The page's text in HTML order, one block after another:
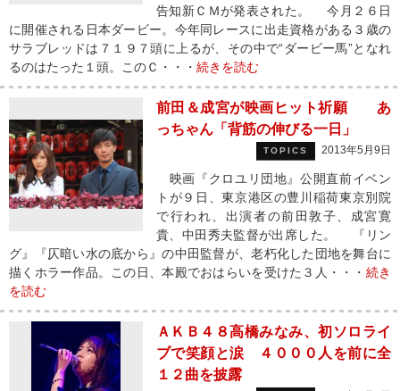
告知新ＣＭが発表された。 今月２６日
に開催される日本ダービー。今年同レースに出走資格がある３歳の
サラブレッドは７１９７頭に上るが、その中で“ダービー馬”となれ
るのはたった１頭。このＣ・・・ 続きを読む
前田＆成宮が映画ヒット祈願 あ
っちゃん「背筋の伸びる一日」
TOPICS 2013年5月9日
映画『クロユリ団地』公開直前イベン
トが９日、東京港区の豊川稲荷東京別院
で行われ、出演者の前田敦子、成宮寛
貴、中田秀夫監督が出席した。 『リン
グ』『仄暗い水の底から』の中田監督が、老朽化した団地を舞台に
描くホラー作品。この日、本殿でおはらいを受けた３人・・・ 続き
を読む
ＡＫＢ４８高橋みなみ、初ソロライ
ブで笑顔と涙 ４０００人を前に全
１２曲を披露